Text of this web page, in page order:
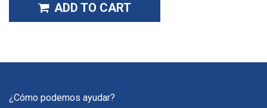
ADD TO CART
¿Cómo podemos ayudar?